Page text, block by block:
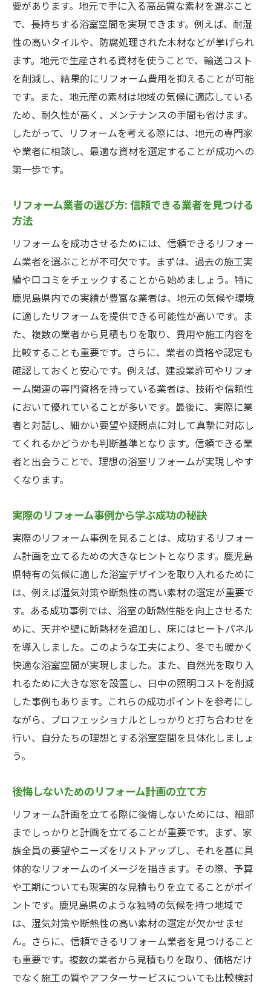
コスパ良し！鹿児島県での効率的な浴室リフォ
ーム術
予算を最大限に活用するリフォームプラン
の立て方
効率的な工事スケジュールの組み方
リフォーム後のメンテナンス費用を抑える
工夫
鹿児島県のリフォーム市場の動向を把握す
地元特性を活かした鹿児島県での賢いリフォー
ム計画の立て方
地域の気候に適した浴室設計のポイント
地元業者の強みを最大限に活用する方法
鹿児島県で人気のリフォームトレンド
リフォームの際に考慮すべき地域の特性
鹿児島県特有のリフォームに関する法規制
とその対応
鹿児島県での浴室リフォームを成功させるため
の賢い選択肢
知っておきたいリフォームの基礎知識
リフォーム前に確認すべき重要なポイント
ョン方法
リフォーム後のアフターケアサービスを選
ぶポイント
エコリフォームのメリットとその実践方法
予算内で満足！鹿児島県における浴室リフォー
ムの賢い進め方
限られた予算で理想の浴室を実現するため
のステップ
リフォーム計画における優先順位の付け方
費用対効果の高いリフォームアイデア
鹿児島県でのリフォームにおける最新テク
ノロジーの活用
予算内で高品質なリフォームを実現するた
めのヒント
リフォーム費用の悩みを解決！鹿児島県での浴
室リフォーム成功事例
リフォーム後の満足度を高めるための工夫
成功事例をもとにした具体的なリフォーム
プラン
要があります。地元で手に入る高品質な素材を選ぶこと
で、長持ちする浴室空間を実現できます。例えば、耐湿
性の高いタイルや、防腐処理された木材などが挙げられ
ます。地元で生産される資材を使うことで、輸送コスト
を削減し、結果的にリフォーム費用を抑えることが可能
です。また、地元産の素材は地域の気候に適応している
ため、耐久性が高く、メンテナンスの手間も省けます。
したがって、リフォームを考える際には、地元の専門家
や業者に相談し、最適な資材を選定することが成功への
第一歩です。
リフォーム業者の選び方: 信頼できる業者を見つける
方法
リフォームを成功させるためには、信頼できるリフォー
ム業者を選ぶことが不可欠です。まずは、過去の施工実
績や口コミをチェックすることから始めましょう。特に
鹿児島県内での実績が豊富な業者は、地元の気候や環境
に適したリフォームを提供できる可能性が高いです。ま
た、複数の業者から見積もりを取り、費用や施工内容を
比較することも重要です。さらに、業者の資格や認定も
確認しておくと安心です。例えば、建設業許可やリフォ
ーム関連の専門資格を持っている業者は、技術や信頼性
において優れていることが多いです。最後に、実際に業
者と対話し、細かい要望や疑問点に対して真摯に対応し
てくれるかどうかも判断基準となります。信頼できる業
者と出会うことで、理想の浴室リフォームが実現しやす
くなります。
実際のリフォーム事例から学ぶ成功の秘訣
実際のリフォーム事例を見ることは、成功するリフォー
ム計画を立てるための大きなヒントとなります。鹿児島
県特有の気候に適した浴室デザインを取り入れるために
は、例えば湿気対策や断熱性の高い素材の選定が重要で
す。ある成功事例では、浴室の断熱性能を向上させるた
めに、天井や壁に断熱材を追加し、床にはヒートパネル
を導入しました。このような工夫により、冬でも暖かく
快適な浴室空間が実現しました。また、自然光を取り入
れるために大きな窓を設置し、日中の照明コストを削減
した事例もあります。これらの成功ポイントを参考にし
ながら、プロフェッショナルとしっかりと打ち合わせを
行い、自分たちの理想とする浴室空間を具体化しましょ
う。
後悔しないためのリフォーム計画の立て方
リフォーム計画を立てる際に後悔しないためには、細部
までしっかりと計画を立てることが重要です。まず、家
族全員の要望やニーズをリストアップし、それを基に具
体的なリフォームのイメージを描きます。その際、予算
や工期についても現実的な見積もりを立てることがポイ
ントです。鹿児島県のような独特の気候を持つ地域で
は、湿気対策や断熱性の高い素材の選定が欠かせませ
ん。さらに、信頼できるリフォーム業者を見つけること
も重要です。複数の業者から見積もりを取り、価格だけ
でなく施工の質やアフターサービスについても比較検討